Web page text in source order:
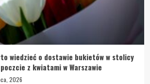
wiedzieć o dostawie bukietów w stolicy
z kwiatami w Warszawie
2026